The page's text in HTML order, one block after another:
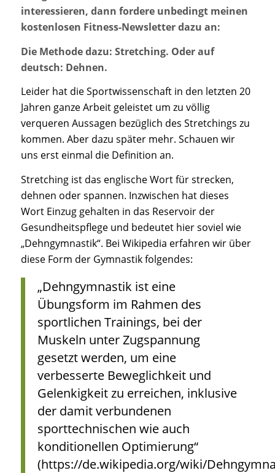
interessieren, dann fordere unbedingt meinen
kostenlosen Fitness-Newsletter dazu an:
Die Methode dazu: Stretching. Oder auf
deutsch: Dehnen.
Leider hat die Sportwissenschaft in den letzten 20
Jahren ganze Arbeit geleistet um zu völlig
verqueren Aussagen bezüglich des Stretchings zu
kommen. Aber dazu später mehr. Schauen wir
uns erst einmal die Definition an.
Stretching ist das englische Wort für strecken,
dehnen oder spannen. Inzwischen hat dieses
Wort Einzug gehalten in das Reservoir der
Gesundheitspflege und bedeutet hier soviel wie
„Dehngymnastik“. Bei Wikipedia erfahren wir über
diese Form der Gymnastik folgendes:
„Dehngymnastik ist eine
Übungsform im Rahmen des
sportlichen Trainings, bei der
Muskeln unter Zugspannung
gesetzt werden, um eine
verbesserte Beweglichkeit und
Gelenkigkeit zu erreichen, inklusive
der damit verbundenen
sporttechnischen wie auch
konditionellen Optimierung“
(https://de.wikipedia.org/wiki/